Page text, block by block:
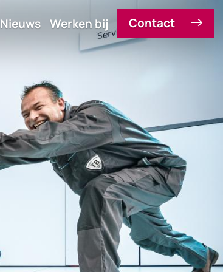
Nieuws Werken bij Contact